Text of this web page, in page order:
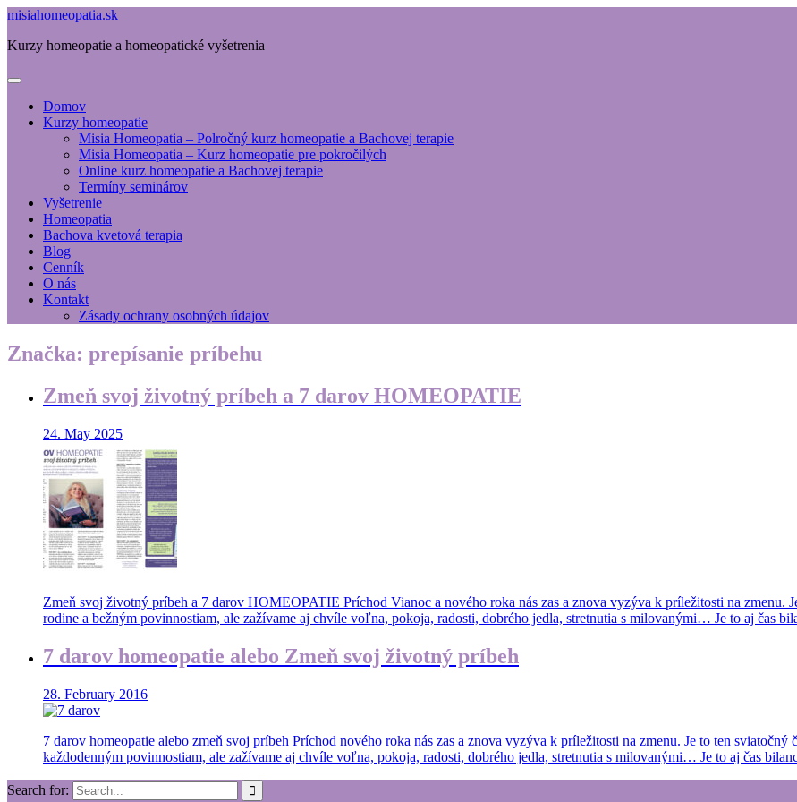
misiahomeopatia.sk
Kurzy homeopatie a homeopatické vyšetrenia
Domov
Kurzy homeopatie
Misia Homeopatia – Polročný kurz homeopatie a Bachovej terapie
Misia Homeopatia – Kurz homeopatie pre pokročilých
Online kurz homeopatie a Bachovej terapie
Termíny seminárov
Vyšetrenie
Homeopatia
Bachova kvetová terapia
Blog
Cenník
O nás
Kontakt
Zásady ochrany osobných údajov
Značka: prepísanie príbehu
Zmeň svoj životný príbeh a 7 darov HOMEOPATIE
24. May 2025
Zmeň svoj životný príbeh a 7 darov HOMEOPATIE Príchod Vianoc a nového roka nás zas a znova vyzýva k príležitosti na zmenu.
rodine a bežným povinnostiam, ale zažívame aj chvíle voľna, pokoja, radosti, dobrého jedla, stretnutia s milovanými… Je to aj čas
7 darov homeopatie alebo Zmeň svoj životný príbeh
28. February 2016
7 darov homeopatie alebo zmeň svoj príbeh Príchod nového roka nás zas a znova vyzýva k príležitosti na zmenu. Je to ten
každodenným povinnostiam, ale zažívame aj chvíle voľna, pokoja, radosti, dobrého jedla, stretnutia s milovanými… Je to aj čas
Search for: